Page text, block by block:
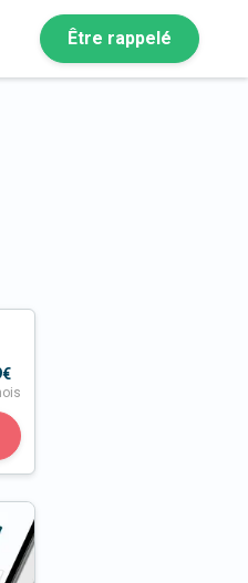
Être rappelé